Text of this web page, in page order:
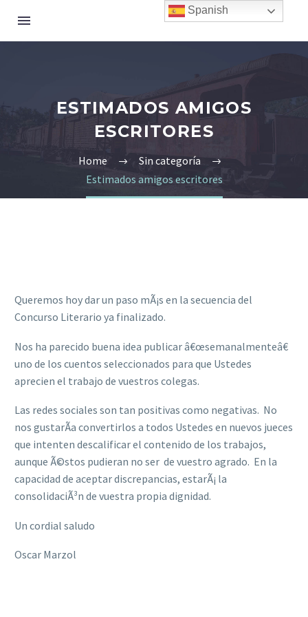
ESTIMADOS AMIGOS
ESCRITORES
Home
Sin categoría
Estimados amigos escritores
Queremos hoy dar un paso mÃ¡s en la secuencia del
Concurso Literario ya finalizado.
Nos ha parecido buena idea publicar â€œsemanalmenteâ€
uno de los cuentos seleccionados para que Ustedes
aprecien el trabajo de vuestros colegas.
Las redes sociales son tan positivas como negativas. No
nos gustarÃ­a convertirlos a todos Ustedes en nuevos jueces
que intenten descalificar el contenido de los trabajos,
aunque Ã©stos pudieran no ser de vuestro agrado. En la
capacidad de aceptar discrepancias, estarÃ¡ la
consolidaciÃ³n de vuestra propia dignidad.
Un cordial saludo
Oscar Marzol
Spanish